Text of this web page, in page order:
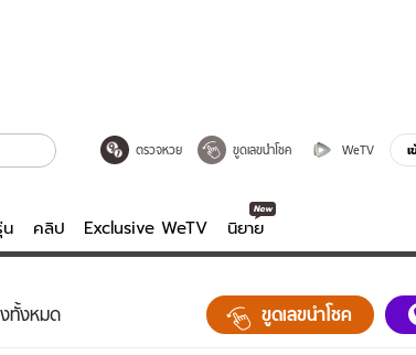
ตรวจหวย ขูดเลขนำโชค WeTV
คลิป Exclusive WeTV นิยาย
ความรู้รอ
ฮาวทู
ทั้งหมด ขูดเลขนำโชค